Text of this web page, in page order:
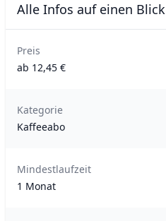
Alle Infos auf einen Blick
Preis
ab 12,45 €
Kategorie
Kaffeeabo
Mindestlaufzeit
1 Monat